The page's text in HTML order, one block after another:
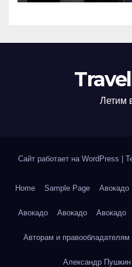
Летим
Сайт работает на WordPress
Home Sample Page Авокадо
Авокадо Авокадо Авокадо
Авторам и правообладателям
Александр